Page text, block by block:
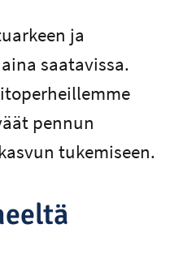
ja
saatavissa.
pennun
tukemiseen.